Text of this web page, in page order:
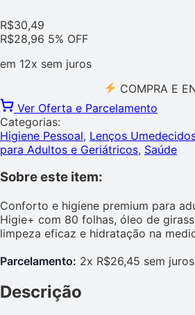
R$30,49
R$28,96 5% OFF
em 12x sem juros
COMPRA E
Ver Oferta e Parcelamento
Categorias:
Higiene Pessoal, Lenços
para Adultos e Geriátricos, Saúde
Sobre este item:
Conforto e higiene premium para
Higie+ com 80 folhas, óleo de
limpeza eficaz e hidratação na
Parcelamento: 2x R$26,45 sem juros
Descrição